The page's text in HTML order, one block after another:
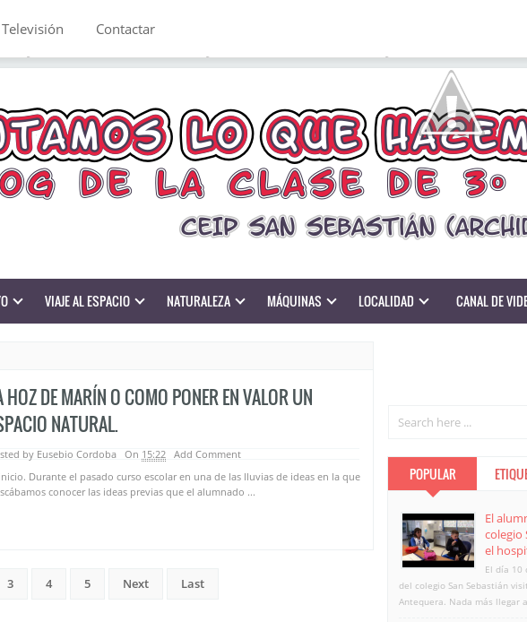
Televisión Contactar
VIAJE AL ESPACIO NATURALEZA MÁQUINAS LOCALIDAD CANAL DE
HOZ DE MARÍN O COMO PONER EN VALOR UN
NATURAL.
by Eusebio Cordoba On 15:22 Add Comment
Durante el pasado curso escolar en una de las lluvias de ideas en la que
conocer las ideas previas que el alumnado ...
3 4 5 Next Last
POPULAR
El
colegio
el
El día 10
del colegio San Sebastián
Antequera. Nada más llegar